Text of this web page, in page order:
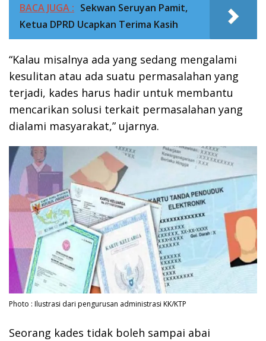
BACA JUGA : Sekwan Seruyan Pamit,
Ketua DPRD Ucapkan Terima Kasih
“Kalau misalnya ada yang sedang mengalami
kesulitan atau ada suatu permasalahan yang
terjadi, kades harus hadir untuk membantu
mencarikan solusi terkait permasalahan yang
dialami masyarakat,” ujarnya.
Photo : Ilustrasi dari pengurusan administrasi KK/KTP
Seorang kades tidak boleh sampai abai